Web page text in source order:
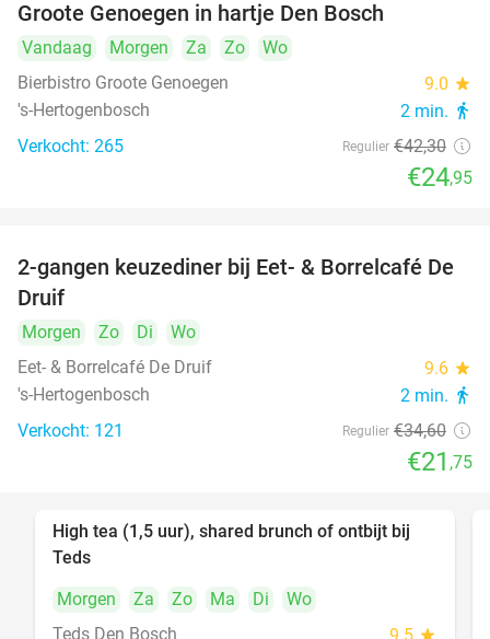
Groote Genoegen in hartje Den Bosch
Vandaag Morgen Za Zo
Wo
Bierbistro Groote Genoegen
9.0 star
's-Hertogenbosch 2 min. directions_walk
Verkocht: 265 Regulier €42,30
€24,95
37%
2-gangen keuzediner bij Eet- & Borrelcafé De
Druif
Morgen Zo Di
Wo
Eet- & Borrelcafé De Druif
9.6 star
's-Hertogenbosch 2 min. directions_walk
Verkocht: 121 Regulier €34,60
€21 ,75
35%
High tea (1,5 uur), shared brunch of ontbijt bij
Teds
Morgen
Za Zo Ma Di
Wo
Teds Den Bosch
star